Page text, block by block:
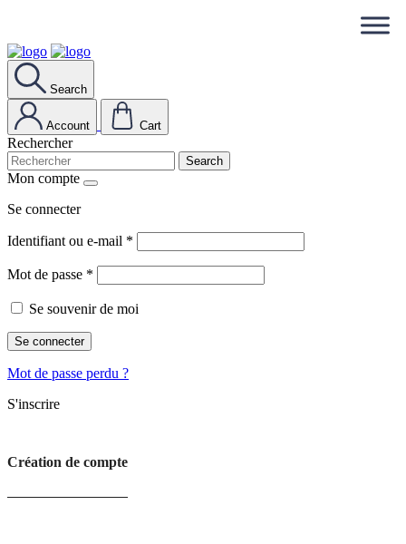
Search
Account Cart
Rechercher
Search
Mon compte
Se connecter
Identifiant ou e-mail *
Mot de passe *
Se souvenir de moi
Se connecter
Mot de passe perdu ?
S'inscrire
Création de compte